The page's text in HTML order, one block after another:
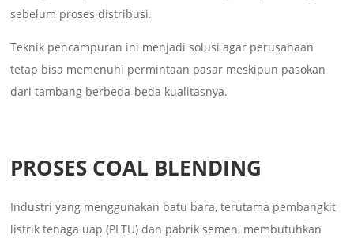
sebelum proses distribusi.
Teknik pencampuran ini menjadi solusi agar perusahaan
tetap bisa memenuhi permintaan pasar meskipun pasokan
dari tambang berbeda-beda kualitasnya.
PROSES COAL BLENDING
Industri yang menggunakan batu bara, terutama pembangkit
listrik tenaga uap (PLTU) dan pabrik semen, membutuhkan